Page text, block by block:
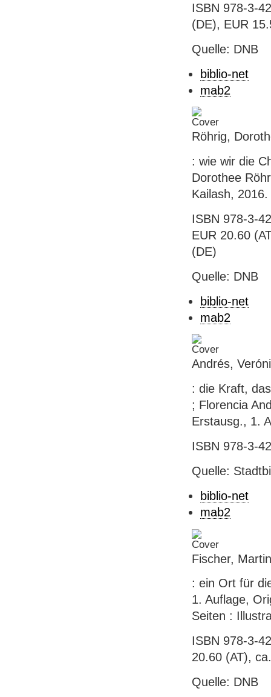
ISBN 978-3-
(DE), EUR
Quelle: DNB
biblio-net
mab2
Röhrig,
: wie wir die
Dorothee
Kailash,
ISBN 978-3-
EUR 20.60
(DE)
Quelle: DNB
biblio-net
mab2
Andrés,
: die Kraft,
; Florencia
Erstausg., 1.
ISBN 978-3-
Quelle:
biblio-net
mab2
Fischer,
: ein Ort für
1. Auflage,
Seiten :
ISBN 978-3-
20.60 (AT),
Quelle: DNB